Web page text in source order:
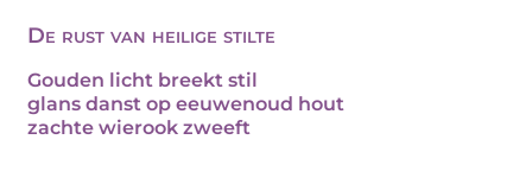
De rust van heilige stilte
Gouden licht breekt stil
glans danst op eeuwenoud hout
zachte wierook zweeft